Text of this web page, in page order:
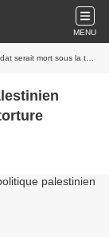
MENU
mort sous la torture